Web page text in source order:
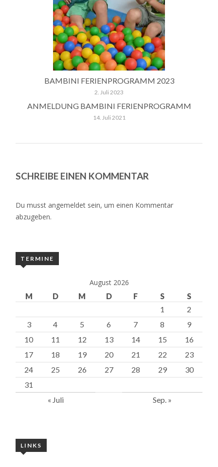
BAMBINI FERIENPROGRAMM 2023
2. Juli 2023
ANMELDUNG BAMBINI FERIENPROGRAMM
14. Juli 2021
SCHREIBE EINEN KOMMENTAR
Du musst angemeldet sein, um einen Kommentar
abzugeben.
TERMINE
August 2026
M
D M D F S
S
1
2
3
4 5 6 7 8
9
10
11 12 13 14 15
16
17
18 19 20 21 22
23
24
25 26 27 28 29
30
31
« Juli
Sep. »
LINKS